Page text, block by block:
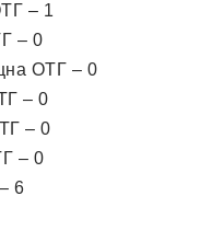
– 1
– 0
ОТГ – 0
– 0
– 0
– 0
6